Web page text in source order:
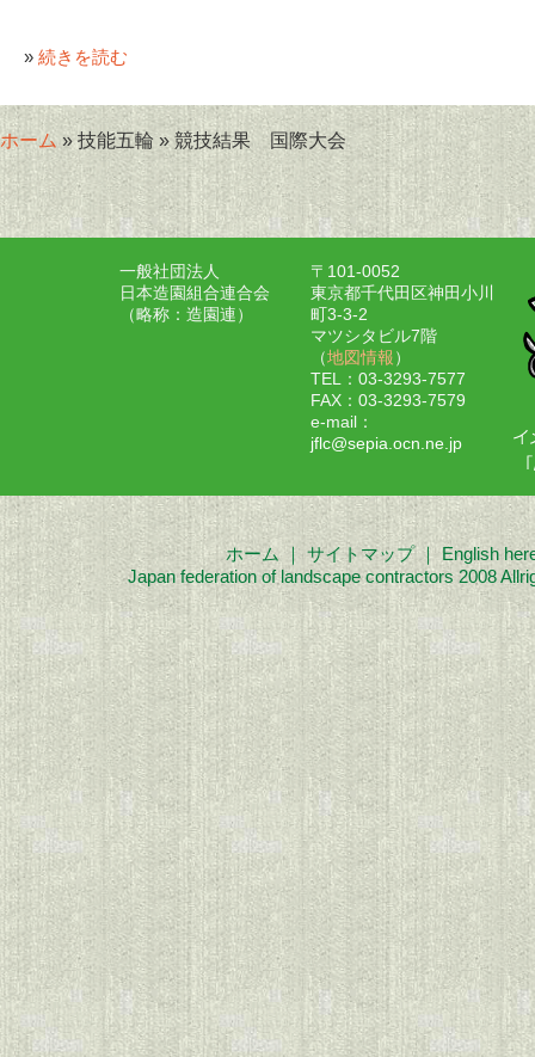
» 続きを読む
ホーム » 技能五輪 » 競技結果 国際大会
一般社団法人
日本造園組合連合会
（略称：造園連）
〒101-0052
東京都千代田区神田小川
町3-3-2
マツシタビル7階
（地図情報）
TEL：03-3293-7577
FAX：03-3293-7579
e-mail：
jflc@sepia.ocn.ne.jp
ホーム｜ サイトマップ｜ English
Japan federation of landscape contractors 2008